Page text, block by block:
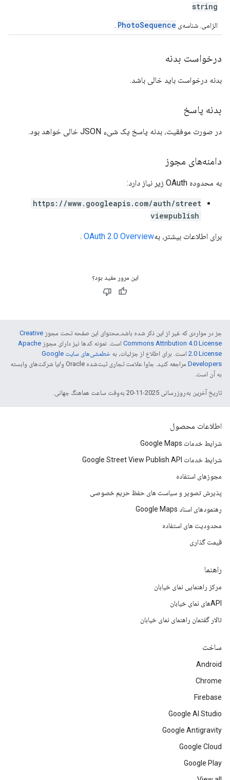
string
الزامی. شناسه‌ی PhotoSequence
درخواست بدنه
بدنه درخواست باید خالی باشد.
بدنه پاسخ
در صورت موفقیت، بدنه پاسخ یک شیء JSON خالی خواهد بود.
دامنه‌های مجوز
به محدوده OAuth زیر نیاز دارد:
https://www.googleapis.com/auth/street
viewpublish
برای اطلاعات بیشتر، بهOAuth 2.0 Overview
.
این مرور مفید بود؟
جز در مواردی که غیر از این ذکر شده باشد،‌محتوای این صفحه تحت مجوز Creative
Commons Attribution 4.0 License است. نمونه کدها نیز دارای مجوز Apache
2.0 License است. برای اطلاع از جزئیات، به
خطمشی‌های سایت Google
Developers‏
مراجعه کنید. جاوا علامت تجاری ثبت‌شده Oracle و/یا شرکت‌های وابسته
به آن است.
تاریخ آخرین به‌روزرسانی 2025-11-20 به‌وقت ساعت هماهنگ جهانی.
اطلاعات محصول
شرایط خدمات Google Maps
شرایط خدمات Google Street View Publish API
مجوزهای استفاده
پذیرش تصویر و سیاست های حفظ حریم خصوصی
رهنمودهای اسناد Google Maps
محدودیت های استفاده
قیمت گذاری
راهنما
مرکز راهنمایی نمای خیابان
APIهای نمای خیابان
تالار گفتمان راهنمای نمای خیابان
ساخت
Android
Chrome
Firebase
Google AI Studio
Google Antigravity
Google Cloud
Google Play